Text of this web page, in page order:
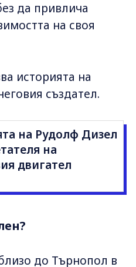
да привлича
на своя
историята на
създател.
на Рудолф Дизел
на
двигател
до Търнопол в